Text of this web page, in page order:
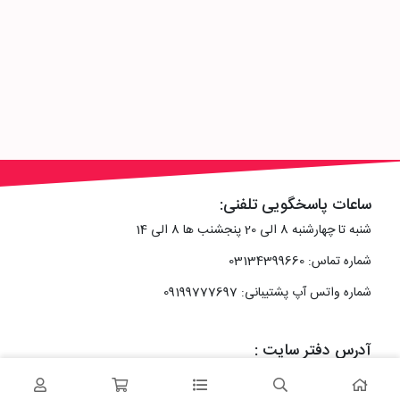
ساعات پاسخگویی تلفنی:
شنبه تا چهارشنبه 8 الی 20 پنجشنب ها 8 الی 14
شماره تماس: 03134399660
شماره واتس آپ پشتیبانی: 09199777697
آدرس دفتر سایت :
اصفهان، خیابان رزمندگان، کوچه شماره سه فرعی 2 پلاک 10